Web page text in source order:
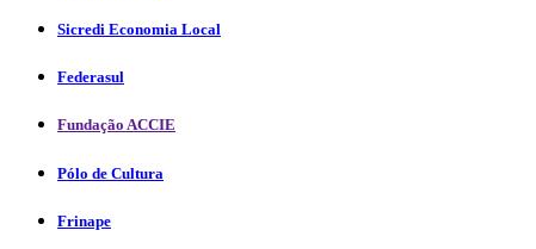
Sicredi Economia Local
Federasul
Fundação ACCIE
Pólo de Cultura
Frinape